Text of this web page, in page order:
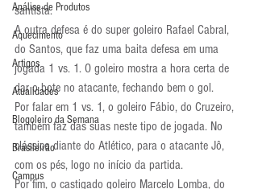
Análise de Produtos
Aquecimento
Artigos
Atualidades
Blogoleiro da Semana
Brasileirão
Campus
santista.
A outra defesa é do super goleiro Rafael Cabral,
do Santos, que faz uma baita defesa em uma
jogada 1 vs. 1. O goleiro mostra a hora certa de
dar o bote no atacante, fechando bem o gol.
Por falar em 1 vs. 1, o goleiro Fábio, do Cruzeiro,
também faz das suas neste tipo de jogada. No
clássico diante do Atlético, para o atacante Jô,
com os pés, logo no início da partida.
Por fim, o castigado goleiro Marcelo Lomba, do